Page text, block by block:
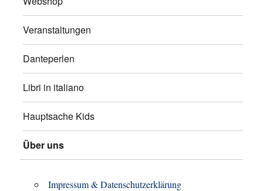
Veranstaltungen
Danteperlen
Libri in italiano
Hauptsache Kids
Über uns
Impressum & Datenschutzerklärung